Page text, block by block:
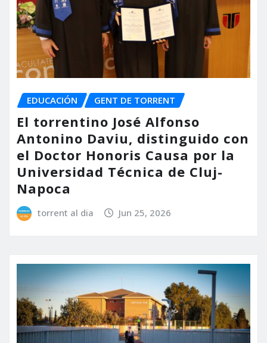
EDUCACIÓN GENT DE TORRENT
El torrentino José Alfonso
Antonino Daviu, distinguido con
el Doctor Honoris Causa por la
Universidad Técnica de Cluj-
Napoca
torrent al dia Jun 25, 2026